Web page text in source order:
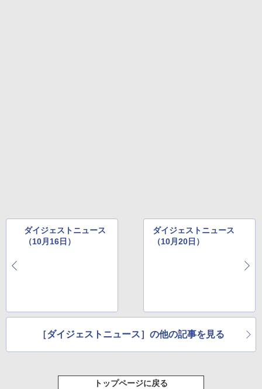
ダイジェストニュース
（10月16日）
ダイジェストニュース
（10月20日）
［ダイジェストニュース］の他の記事を見る
トップページに戻る